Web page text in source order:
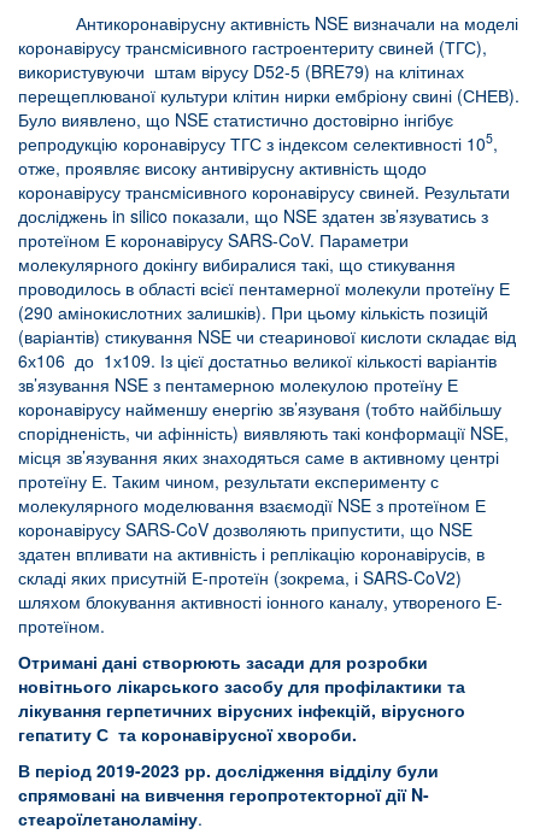
Антикоронавірусну активність NSE визначали на моделі
коронавірусу трансмісивного гастроентериту свиней (ТГС),
використувуючи штам вірусу D52-5 (BRE79) на клітинах
перещеплюваної культури клітин нирки ембріону свині (СНЕВ).
Було виявлено, що NSE статистично достовірно інгібує
репродукцію коронавірусу ТГС з індексом селективності 105,
отже, проявляє високу антивірусну активність щодо
коронавірусу трансмісивного коронавірусу свиней. Результати
досліджень in silico показали, що NSE здатен зв’язуватись з
протеїном Е коронавірусу SARS-CoV. Параметри
молекулярного докінгу вибиралися такі, що стикування
проводилось в області всієї пентамерної молекули протеїну Е
(290 амінокислотних залишків). При цьому кількість позицій
(варіантів) стикування NSE чи стеаринової кислоти складає від
6х106 до 1х109. Із цієї достатньо великої кількості варіантів
зв’язування NSE з пентамерною молекулою протеїну Е
коронавірусу найменшу енергію зв’язуваня (тобто найбільшу
спорідненість, чи афінність) виявляють такі конформації NSE,
місця зв’язування яких знаходяться саме в активному центрі
протеїну Е. Таким чином, результати експерименту с
молекулярного моделювання взаємодії NSE з протеїном Е
коронавірусу SARS-CoV дозволяють припустити, що NSE
здатен впливати на активність і реплікацію коронавірусів, в
складі яких присутній Е-протеїн (зокрема, і SARS-CoV2)
шляхом блокування активності іонного каналу, утвореного Е-
протеїном.
Отримані дані створюють засади для розробки
новітнього лікарського засобу для профілактики та
лікування герпетичних вірусних інфекцій, вірусного
гепатиту С та коронавірусної хвороби.
В період 2019-2023 рр. дослідження відділу були
спрямовані на вивчення геропротекторної дії N-
стеароїлетаноламіну.